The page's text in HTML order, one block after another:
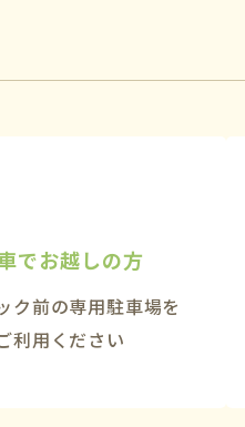
でお越しの方
ク前の専用駐車場を
利用ください